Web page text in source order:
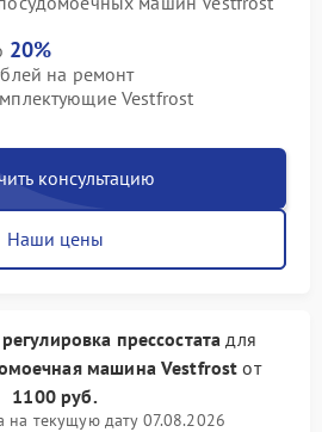
20%
на ремонт
Vestfrost
консультацию
Наши цены
регулировка прессостата для
машина Vestfrost от
1100 руб.
на текущую дату 07.08.2026